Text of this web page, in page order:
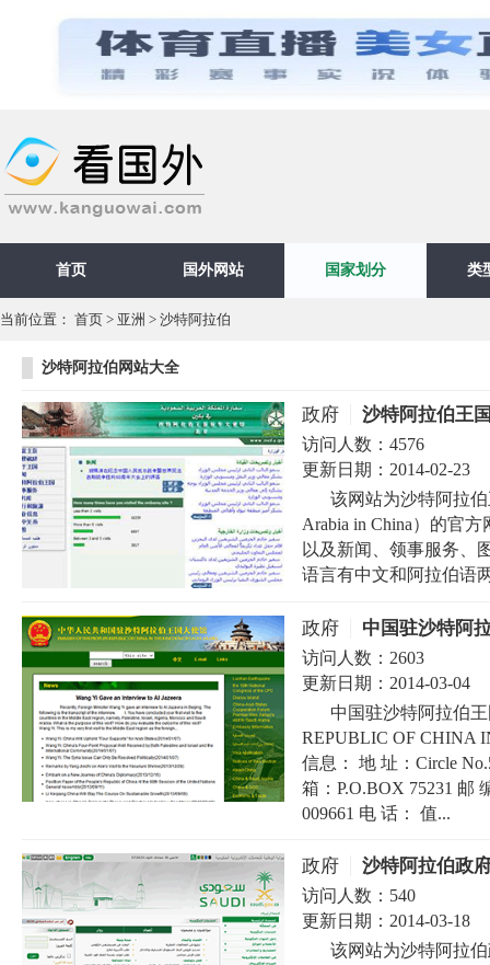
首页 国外网站 国家划分 类
当前位置： 首页 > 亚洲 > 沙特阿拉伯
沙特阿拉伯网站大全
政府 沙特阿拉伯王
访问人数： 4576
更新日期： 2014-02-23
该网站为沙特阿拉伯
Arabia in China）的官
以及新闻、领事服务、
语言有中文和阿拉伯语
政府 中国驻沙特阿
访问人数： 2603
更新日期： 2014-03-04
中国驻沙特阿拉伯
REPUBLIC OF CHINA
信息： 地 址：Circle
箱：P.O.BOX 75231 邮
009661 电 话： 值...
政府 沙特阿拉伯政
访问人数： 540
更新日期： 2014-03-18
该网站为沙特阿拉